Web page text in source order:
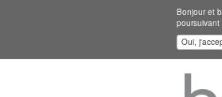
Bonjour et
Oui,